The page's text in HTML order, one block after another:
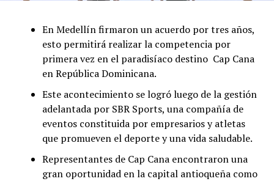
En Medellín firmaron un acuerdo por tres años,
esto permitirá realizar la competencia por
primera vez en el paradisíaco destino Cap Cana
en República Dominicana.
Este acontecimiento se logró luego de la gestión
adelantada por SBR Sports, una compañía de
eventos constituida por empresarios y atletas
que promueven el deporte y una vida saludable.
Representantes de Cap Cana encontraron una
gran oportunidad en la capital antioqueña como